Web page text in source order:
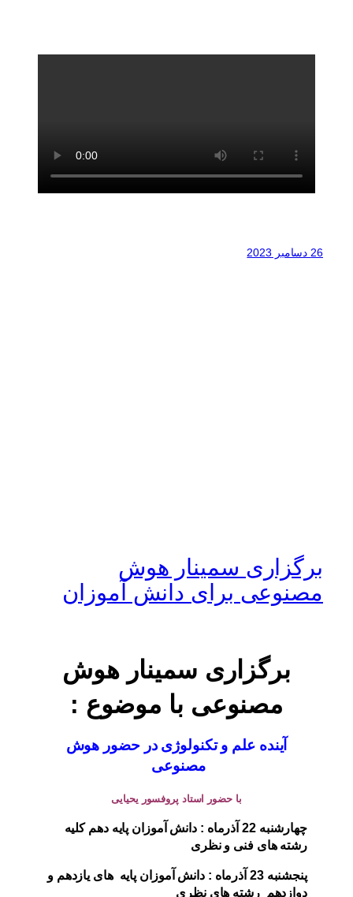
26 دسامبر 2023
برگزاری سمینار هوش
مصنوعی برای دانش آموزان
برگزاری سمینار هوش
مصنوعی با موضوع :
آینده علم و تکنولوژی در حضور هوش
مصنوعی
با حضور استاد پروفسور یحیایی
چهارشنبه 22 آذرماه : دانش آموزان پایه دهم کلیه
رشته های فنی و نظری
پنجشنبه 23 آذرماه : دانش آموزان پایه های یازدهم و
دوازدهم رشته های نظری